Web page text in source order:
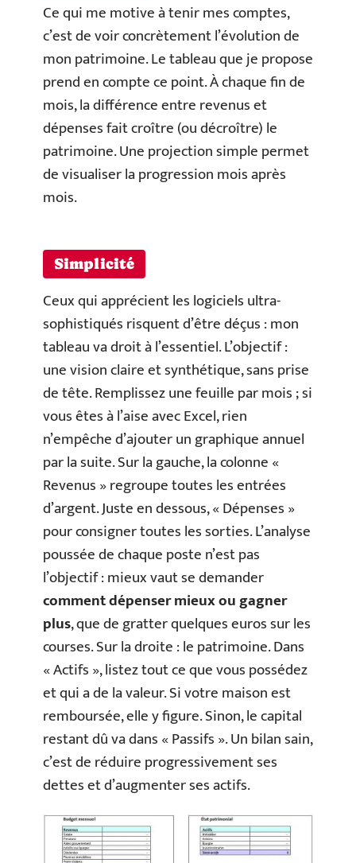
Ce qui me motive à tenir mes comptes,
c’est de voir concrètement l’évolution de
mon patrimoine. Le tableau que je propose
prend en compte ce point. À chaque fin de
mois, la différence entre revenus et
dépenses fait croître (ou décroître) le
patrimoine. Une projection simple permet
de visualiser la progression mois après
mois.
Simplicité
Ceux qui apprécient les logiciels ultra-
sophistiqués risquent d’être déçus : mon
tableau va droit à l’essentiel. L’objectif :
une vision claire et synthétique, sans prise
de tête. Remplissez une feuille par mois ; si
vous êtes à l’aise avec Excel, rien
n’empêche d’ajouter un graphique annuel
par la suite. Sur la gauche, la colonne «
Revenus » regroupe toutes les entrées
d’argent. Juste en dessous, « Dépenses »
pour consigner toutes les sorties. L’analyse
poussée de chaque poste n’est pas
l’objectif : mieux vaut se demander
comment dépenser mieux ou gagner
plus, que de gratter quelques euros sur les
courses. Sur la droite : le patrimoine. Dans
« Actifs », listez tout ce que vous possédez
et qui a de la valeur. Si votre maison est
remboursée, elle y figure. Sinon, le capital
restant dû va dans « Passifs ». Un bilan sain,
c’est de réduire progressivement ses
dettes et d’augmenter ses actifs.